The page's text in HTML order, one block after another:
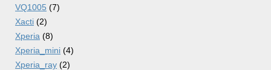
VQ1005 (7)
Xacti (2)
Xperia (8)
Xperia_mini (4)
Xperia_ray (2)